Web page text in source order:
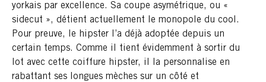
yorkais par excellence. Sa coupe asymétrique, ou «
sidecut », détient actuellement le monopole du cool.
Pour preuve, le hipster l’a déjà adoptée depuis un
certain temps. Comme il tient évidemment à sortir du
lot avec cette coiffure hipster, il la personnalise en
rabattant ses longues mèches sur un côté et